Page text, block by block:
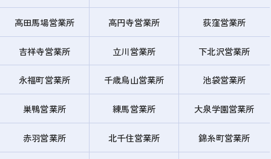
高田馬場営業所 高円寺営業所 荻窪営業所
吉祥寺営業所 立川営業所 下北沢営業所
永福町営業所 千歳烏山営業所 池袋営業所
巣鴨営業所 練馬営業所 大泉学園営業所
赤羽営業所 北千住営業所 錦糸町営業所